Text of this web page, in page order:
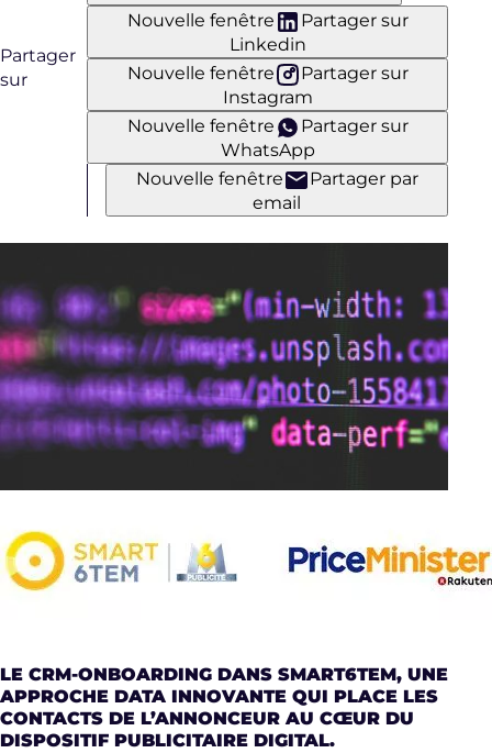
Partager
sur
Nouvelle fenêtre
Partager sur
Linkedin
Nouvelle fenêtre
Partager sur
Instagram
Nouvelle fenêtre
Partager sur
WhatsApp
Nouvelle fenêtre
Partager par
email
LE CRM-ONBOARDING DANS SMART6TEM, UNE
APPROCHE DATA INNOVANTE QUI PLACE LES
CONTACTS DE L’ANNONCEUR AU CŒUR DU
DISPOSITIF PUBLICITAIRE DIGITAL.